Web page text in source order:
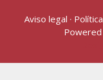
Aviso legal ·